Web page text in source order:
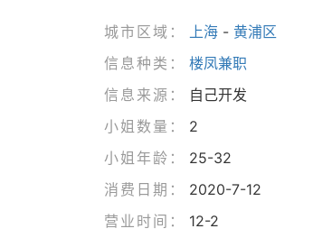
城市区域： 上海- 黄浦区
信息种类：
楼凤兼职
信息来源：
自己开发
小姐数量：
2
小姐年龄：
25-32
消费日期：
2020-7-12
营业时间：
12-2